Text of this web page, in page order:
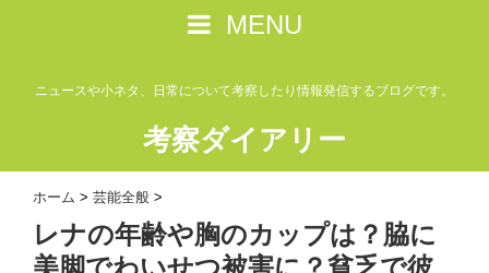
MENU
ニュースや小ネタ、日常について考察したり情報発信するブログです。
考察ダイアリー
ホーム > 芸能全般 >
レナの年齢や胸のカップは？脇に
美脚でわいせつ被害に？貧乏で彼